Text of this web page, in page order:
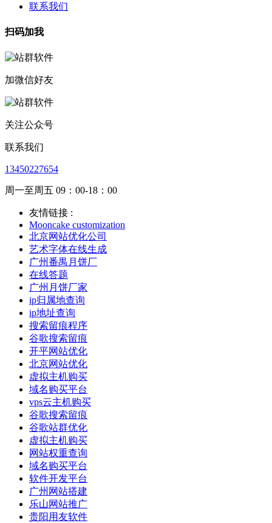
联系我们
扫码加我
加微信好友
关注公众号
联系我们
13450227654
周一至周五 09：00-18：00
友情链接 :
Mooncake customization
北京网站优化公司
艺术字体在线生成
广州番禺月饼厂
在线答题
广州月饼厂家
ip归属地查询
ip地址查询
搜索留痕程序
谷歌搜索留痕
开平网站优化
北京网站优化
虚拟主机购买
域名购买平台
vps云主机购买
谷歌搜索留痕
谷歌站群优化
虚拟主机购买
网站权重查询
域名购买平台
软件开发平台
广州网站搭建
乐山网站推广
贵阳用友软件